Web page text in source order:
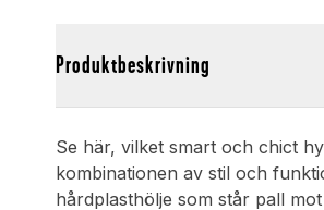
Produktbeskrivning
Se här, vilket smart och chict
kombinationen av stil och
hårdplasthölje som står pall